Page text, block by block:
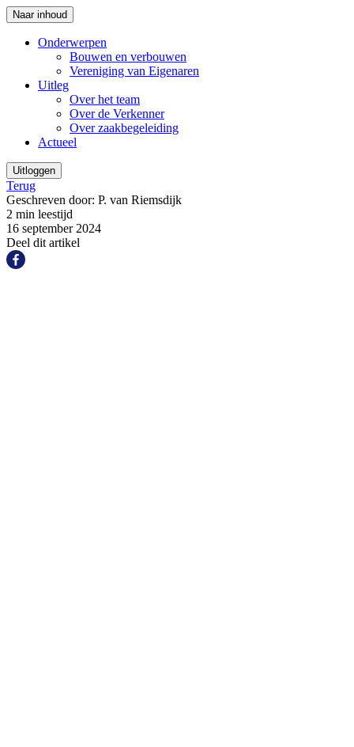
Naar inhoud
Onderwerpen
Bouwen en verbouwen
Vereniging van Eigenaren
Uitleg
Over het team
Over de Verkenner
Over zaakbegeleiding
Actueel
Uitloggen
Terug
Geschreven door: P. van Riemsdijk
2 min leestijd
16 september 2024
Deel dit artikel